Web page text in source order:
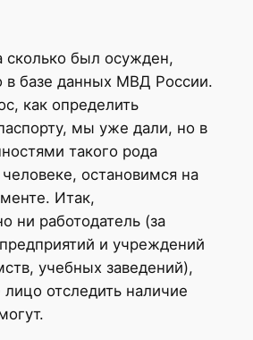
сколько был осужден,
в базе данных МВД России.
как определить
мы уже дали, но в
такого рода
остановимся на
Итак,
ни работодатель (за
и учреждений
учебных заведений),
отследить наличие